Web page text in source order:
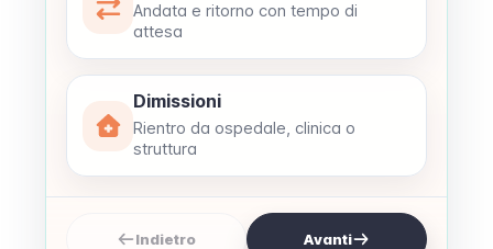
Andata e ritorno con tempo di
attesa
Dimissioni
Rientro da ospedale, clinica o
struttura
Indietro Avanti